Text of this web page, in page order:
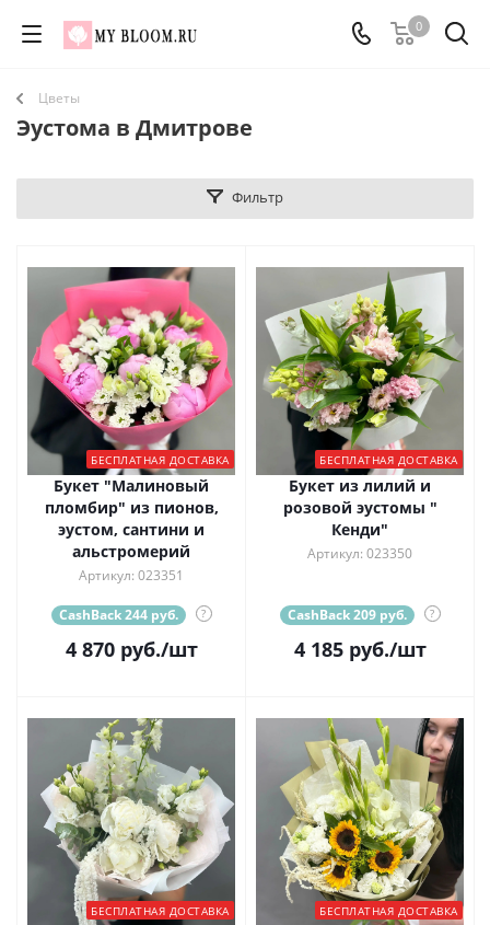
0
Цветы
Эустома в Дмитрове
Фильтр
БЕСПЛАТНАЯ ДОСТАВКА
Букет "Малиновый
пломбир" из пионов,
эустом, сантини и
альстромерий
Артикул: 023351
CashBack 244 руб. ?
4 870руб./шт
БЕСПЛАТНАЯ ДОСТАВКА
Букет из лилий и
розовой эустомы "
Кенди"
Артикул: 023350
CashBack 209 руб. ?
4 185руб./шт
БЕСПЛАТНАЯ ДОСТАВКА БЕСПЛАТНАЯ ДОСТАВКА